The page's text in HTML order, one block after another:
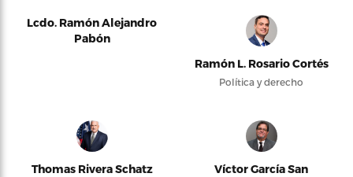
Lcdo. Ramón Alejandro
Pabón
Ramón L. Rosario Cortés
Política y derecho
Thomas Rivera Schatz
Víctor García San